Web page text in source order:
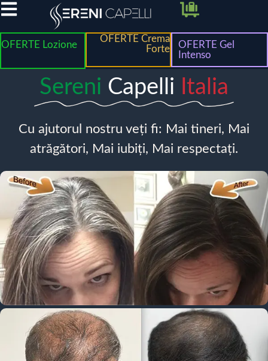
OFERTE Lozione
OFERTE Crema
Forte
OFERTE Gel
Intenso
Sereni Capelli Italia
Cu ajutorul nostru veți fi: Mai tineri, Mai
atrăgători, Mai iubiți, Mai respectați.